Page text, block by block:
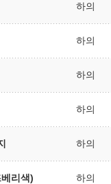
하의
하의
하의
하의
하의
리색) 하의